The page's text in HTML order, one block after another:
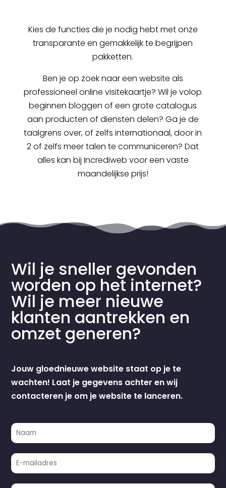
Kies de functies die je nodig hebt met onze
transparante en gemakkelijk te begrijpen
pakketten.
Ben je op zoek naar een website als
professioneel online visitekaartje? Wil je volop
beginnen bloggen of een grote catalogus
aan producten of diensten delen? Ga je de
taalgrens over, of zelfs internationaal, door in
2 of zelfs meer talen te communiceren? Dat
alles kan bij Incrediweb voor een vaste
maandelijkse prijs!
Wil je sneller gevonden
worden op het internet?
Wil je meer nieuwe
klanten aantrekken en
omzet generen?
Jouw gloednieuwe website staat op je te
wachten! Laat je gegevens achter en wij
contacteren je om je website te lanceren.